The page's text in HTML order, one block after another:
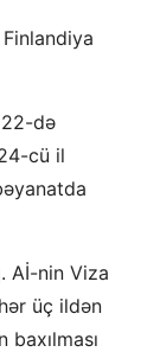
22-də
cü il
Aİ-nin Viza
üç ildən